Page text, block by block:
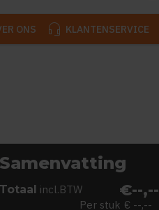
ONS headset_mic KLANTENSERVICE
Samenvatting
Totaal incl.BTW €--,--
Per stuk € --,--